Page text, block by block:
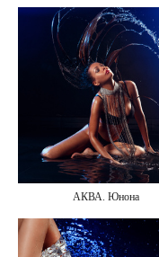
АКВА. Юнона